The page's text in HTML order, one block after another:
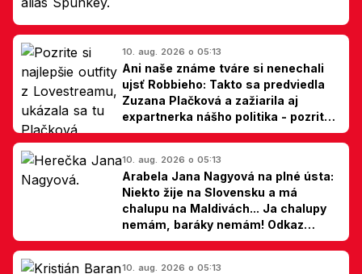
10. aug. 2026 o 05:13
Ani naše známe tváre si nenechali
ujsť Robbieho: Takto sa predviedla
Zuzana Plačková a zažiarila aj
expartnerka nášho politika - pozrite
si TOP outfity z Lovestreamu
10. aug. 2026 o 05:13
Arabela Jana Nagyová na plné ústa:
Niekto žije na Slovensku a má
chalupu na Maldivách... Ja chalupy
nemám, baráky nemám! Odkaz
Slovákom
10. aug. 2026 o 05:13